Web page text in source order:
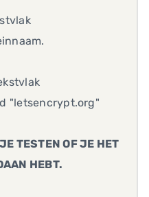
"letsencrypt.org"
TESTEN OF JE HET
HEBT.